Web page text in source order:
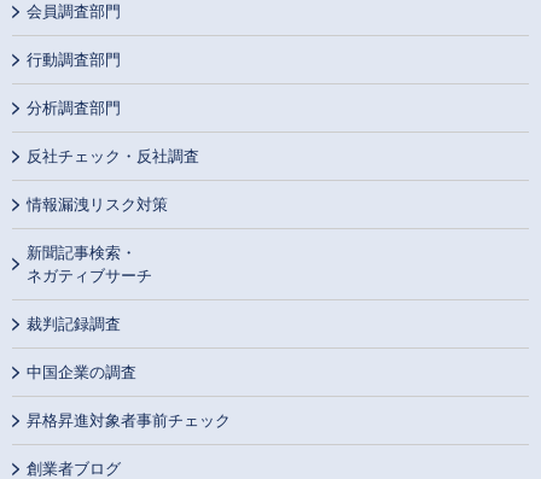
会員調査部門
行動調査部門
分析調査部門
反社チェック・反社調査
情報漏洩リスク対策
新聞記事検索・
ネガティブサーチ
裁判記録調査
中国企業の調査
昇格昇進対象者事前チェック
創業者ブログ